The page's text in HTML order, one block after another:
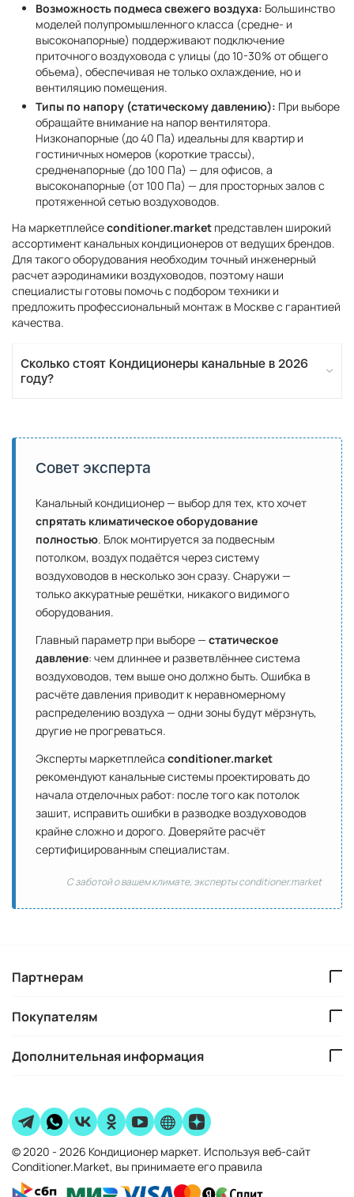
Возможность подмеса свежего воздуха: Большинство
моделей полупромышленного класса (средне- и
высоконапорные) поддерживают подключение
приточного воздуховода с улицы (до 10-30% от общего
объема), обеспечивая не только охлаждение, но и
вентиляцию помещения.
Типы по напору (статическому давлению): При выборе
обращайте внимание на напор вентилятора.
Низконапорные (до 40 Па) идеальны для квартир и
гостиничных номеров (короткие трассы),
средненапорные (до 100 Па) — для офисов, а
высоконапорные (от 100 Па) — для просторных залов с
протяженной сетью воздуховодов.
На маркетплейсеconditioner.market представлен широкий
ассортимент канальных кондиционеров от ведущих брендов.
Для такого оборудования необходим точный инженерный
расчет аэродинамики воздуховодов, поэтому наши
специалисты готовы помочь с подбором техники и
предложить профессиональный монтаж в Москве с гарантией
качества.
Сколько стоят Кондиционеры канальные в 2026
году?
Совет эксперта
Канальный кондиционер — выбор для тех, кто хочет
спрятать климатическое оборудование
полностью. Блок монтируется за подвесным
потолком, воздух подаётся через систему
воздуховодов в несколько зон сразу. Снаружи —
только аккуратные решётки, никакого видимого
оборудования.
Главный параметр при выборе — статическое
давление: чем длиннее и разветвлённее система
воздуховодов, тем выше оно должно быть. Ошибка в
расчёте давления приводит к неравномерному
распределению воздуха — одни зоны будут мёрзнуть,
другие не прогреваться.
Эксперты маркетплейса conditioner.market
рекомендуют канальные системы проектировать до
начала отделочных работ: после того как потолок
зашит, исправить ошибки в разводке воздуховодов
крайне сложно и дорого. Доверяйте расчёт
сертифицированным специалистам.
С заботой о вашем климате, эксперты conditioner.market
Партнерам
Покупателям
Дополнительная информация
© 2020 - 2026 Кондиционер маркет. Используя веб-сайт
Conditioner.Market, вы принимаете его правила